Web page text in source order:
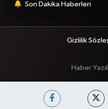
Son Dakika Haberleri
Gizlilik
Haber